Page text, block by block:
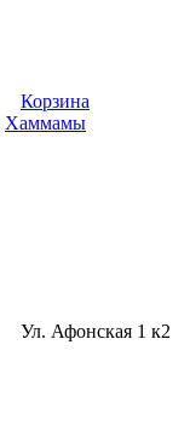
Корзина
Хаммамы
Ул. Афонская 1 к2